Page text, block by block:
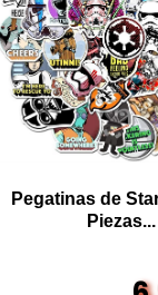
Pegatinas de
Piezas...